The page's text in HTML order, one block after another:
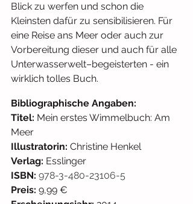
Blick zu werfen und schon die
Kleinsten dafür zu sensibilisieren. Für
eine Reise ans Meer oder auch zur
Vorbereitung dieser und auch für alle
Unterwasserwelt–begeisterten - ein
wirklich tolles Buch.
Bibliographische Angaben:
Titel: Mein erstes Wimmelbuch: Am
Meer
Illustratorin: Christine Henkel
Verlag: Esslinger
ISBN: 978-3-480-23106-5
Preis: 9,99 €